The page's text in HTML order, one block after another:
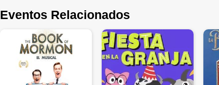
Eventos Relacionados